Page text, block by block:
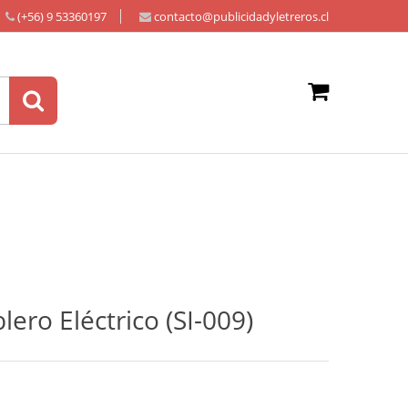
(+56) 9 53360197 contacto@publicidadyletreros.cl
Eléctrico (SI-009)